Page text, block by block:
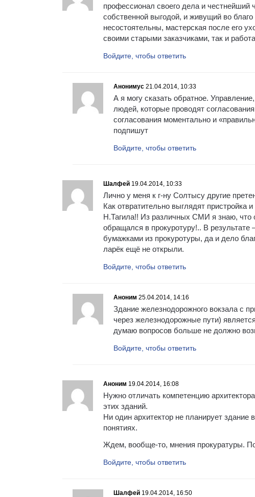
профессионал своего дела и честнейший
собственной выгодой, и живущий во
несостоятельны, мастерская после его
своими старыми заказчиками, так и
Войдите, чтобы ответить
Анонимус 21.04.2014, 10:33
А я могу сказать обратное.
людей, которые проводят
согласования моментально и
подпишут
Войдите, чтобы ответить
Шалфей 19.04.2014, 10:33
Лично у меня к г-ну Солтысу другие
Как отвратительно выглядят
Н.Тагила!! Из различных СМИ я знаю, что
обращался в прокуротуру!.. В
бумажками из прокуротуры, да и дело
ларёк ещё не открыли.
Войдите, чтобы ответить
Аноним 25.04.2014, 14:16
Здание железнодорожного вокзала с
через железнодорожные пути)
думаю вопросов больше не должно
Войдите, чтобы ответить
Аноним 19.04.2014, 16:08
Нужно отличать компетенцию
этих зданий.
Ни один архитектор не планирует здание
понятиях.
Ждем, вообще-то, мнения прокуратуры.
Войдите, чтобы ответить
Шалфей 19.04.2014, 16:50